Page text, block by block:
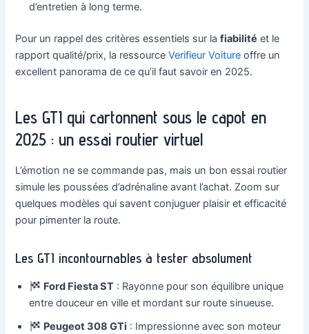
d’entretien à long terme.
Pour un rappel des critères essentiels sur lafiabilité et le
rapport qualité/prix, la ressourceVerifieur Voiture offre un
excellent panorama de ce qu’il faut savoir en 2025.
Les GTI qui cartonnent sous le capot en
2025 : un essai routier virtuel
L’émotion ne se commande pas, mais un bon essai routier
simule les poussées d’adrénaline avant l’achat. Zoom sur
quelques modèles qui savent conjuguer plaisir et efficacité
pour pimenter la route.
Les GTI incontournables à tester absolument
Ford Fiesta ST : Rayonne pour son équilibre unique
entre douceur en ville et mordant sur route sinueuse.
Peugeot 308 GTi : Impressionne avec son moteur